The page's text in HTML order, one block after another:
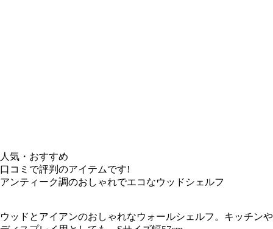
人気・おすすめ
口コミで評判のアイテムです!
アンティーク調のおしゃれでエコなウッドシェルフ
ウッドとアイアンのおしゃれなウォールシェルフ。キッチンや